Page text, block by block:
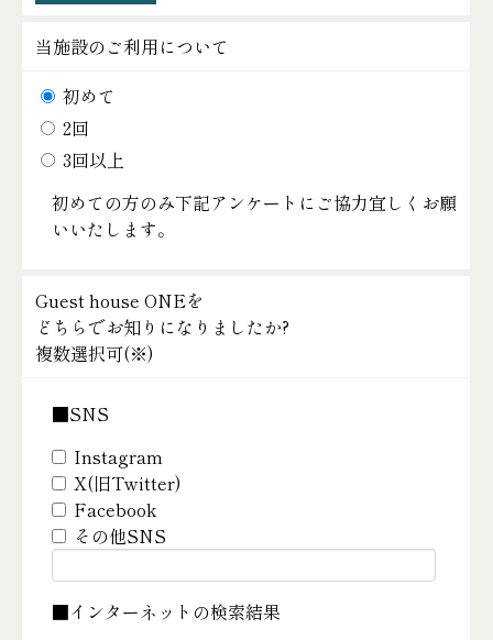
当施設のご利用について
初めて
2回
3回以上
初めての方のみ下記アンケートにご協力宜しくお願
いいたします。
Guest house ONEを
どちらでお知りになりましたか?
複数選択可(※)
■SNS
Instagram
X(旧Twitter)
Facebook
その他SNS
■インターネットの検索結果